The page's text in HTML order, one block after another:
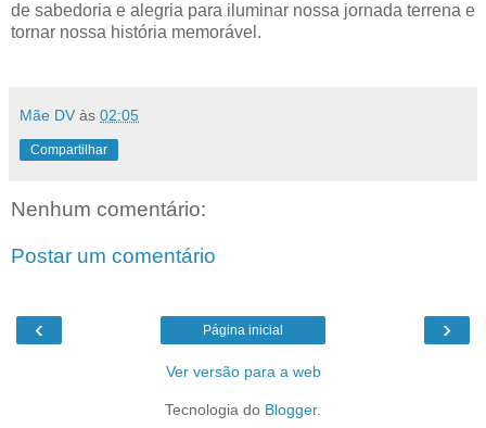
de sabedoria e alegria para iluminar nossa jornada terrena e
tornar nossa história memorável.
Mãe DV às 02:05
Compartilhar
Nenhum comentário:
Postar um comentário
‹ ›
Página inicial
Ver versão para a web
Tecnologia do Blogger.